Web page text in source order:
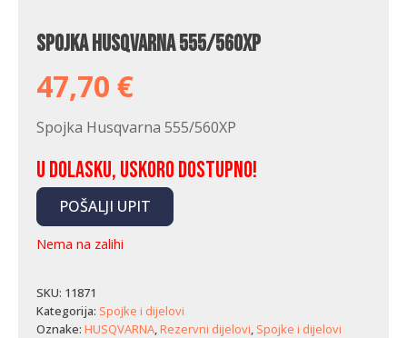
Spojka Husqvarna 555/560XP
47,70 €
Spojka Husqvarna 555/560XP
U dolasku, uskoro dostupno!
POŠALJI UPIT
Nema na zalihi
SKU: 11871
Kategorija: Spojke i dijelovi
Oznake: HUSQVARNA,Rezervni dijelovi, Spojke i dijelovi